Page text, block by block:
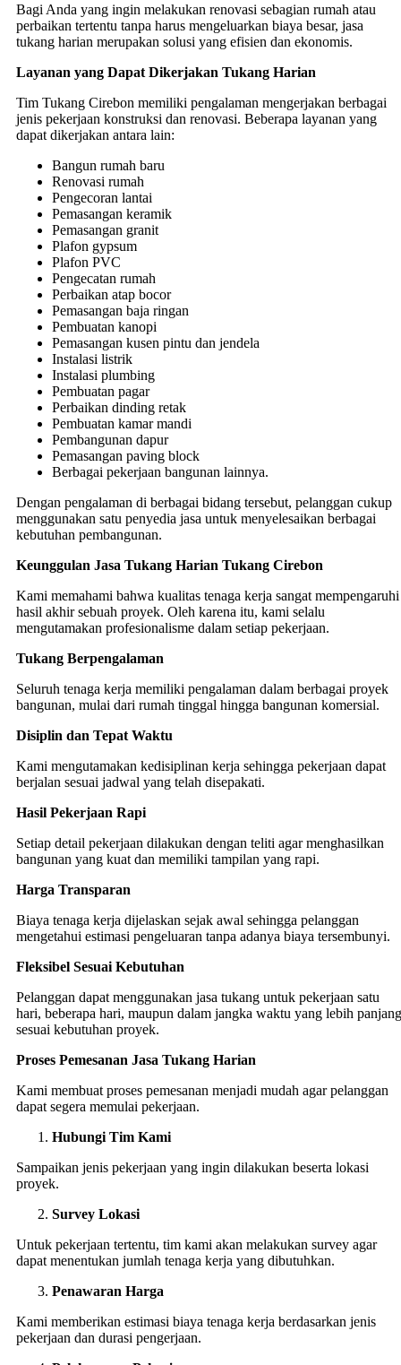
Bagi Anda yang ingin melakukan renovasi sebagian rumah atau
perbaikan tertentu tanpa harus mengeluarkan biaya besar, jasa
tukang harian merupakan solusi yang efisien dan ekonomis.
Layanan yang Dapat Dikerjakan Tukang Harian
Tim Tukang Cirebon memiliki pengalaman mengerjakan berbagai
jenis pekerjaan konstruksi dan renovasi. Beberapa layanan yang
dapat dikerjakan antara lain:
Bangun rumah baru
Renovasi rumah
Pengecoran lantai
Pemasangan keramik
Pemasangan granit
Plafon gypsum
Plafon PVC
Pengecatan rumah
Perbaikan atap bocor
Pemasangan baja ringan
Pembuatan kanopi
Pemasangan kusen pintu dan jendela
Instalasi listrik
Instalasi plumbing
Pembuatan pagar
Perbaikan dinding retak
Pembuatan kamar mandi
Pembangunan dapur
Pemasangan paving block
Berbagai pekerjaan bangunan lainnya.
Dengan pengalaman di berbagai bidang tersebut, pelanggan cukup
menggunakan satu penyedia jasa untuk menyelesaikan berbagai
kebutuhan pembangunan.
Keunggulan Jasa Tukang Harian Tukang Cirebon
Kami memahami bahwa kualitas tenaga kerja sangat mempengaruhi
hasil akhir sebuah proyek. Oleh karena itu, kami selalu
mengutamakan profesionalisme dalam setiap pekerjaan.
Tukang Berpengalaman
Seluruh tenaga kerja memiliki pengalaman dalam berbagai proyek
bangunan, mulai dari rumah tinggal hingga bangunan komersial.
Disiplin dan Tepat Waktu
Kami mengutamakan kedisiplinan kerja sehingga pekerjaan dapat
berjalan sesuai jadwal yang telah disepakati.
Hasil Pekerjaan Rapi
Setiap detail pekerjaan dilakukan dengan teliti agar menghasilkan
bangunan yang kuat dan memiliki tampilan yang rapi.
Harga Transparan
Biaya tenaga kerja dijelaskan sejak awal sehingga pelanggan
mengetahui estimasi pengeluaran tanpa adanya biaya tersembunyi.
Fleksibel Sesuai Kebutuhan
Pelanggan dapat menggunakan jasa tukang untuk pekerjaan satu
hari, beberapa hari, maupun dalam jangka waktu yang lebih panjang
sesuai kebutuhan proyek.
Proses Pemesanan Jasa Tukang Harian
Kami membuat proses pemesanan menjadi mudah agar pelanggan
dapat segera memulai pekerjaan.
Hubungi Tim Kami
Sampaikan jenis pekerjaan yang ingin dilakukan beserta lokasi
proyek.
Survey Lokasi
Untuk pekerjaan tertentu, tim kami akan melakukan survey agar
dapat menentukan jumlah tenaga kerja yang dibutuhkan.
Penawaran Harga
Kami memberikan estimasi biaya tenaga kerja berdasarkan jenis
pekerjaan dan durasi pengerjaan.